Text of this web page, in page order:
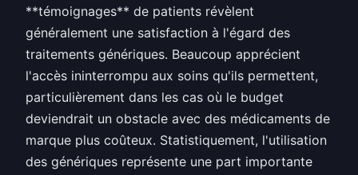
**témoignages** de patients révèlent
généralement une satisfaction à l'égard des
traitements génériques. Beaucoup apprécient
l'accès ininterrompu aux soins qu'ils permettent,
particulièrement dans les cas où le budget
deviendrait un obstacle avec des médicaments de
marque plus coûteux. Statistiquement, l'utilisation
des génériques représente une part importante